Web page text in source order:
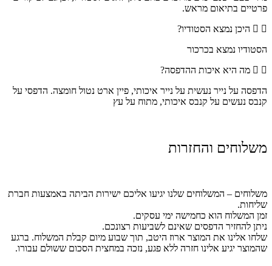
פרטיים בתיאום מראש.
היכן נמצא הסטודיו?
הסטודיו נמצא בכרכור
מה היא איכות ההדפסה?
הדפסה על נייר נעשית על נייר איכותי, פיין ארט נטול חומצה. הדפסי על
קנבס נעשים על קנבס איכותי, מתוח על עץ
משלוחים והחזרות
משלוחים – המשלוחים שלנו יגיעו אליכם ישירות הביתה באמצעות חברת
שליחות.
זמן המשלוח הוא כחמישה ימי עסקים.
ניתן להחזיר הדפסים שאינם לשביעות רצונכם.
שלחו אלינו את המוצר ארוז היטב, תוך שבוע מיום קבלת המשלוח. ברגע
שהמוצר יגיע אלינו חזרה ללא פגע, נזכה במחצית הסכום ששולם עבורו.